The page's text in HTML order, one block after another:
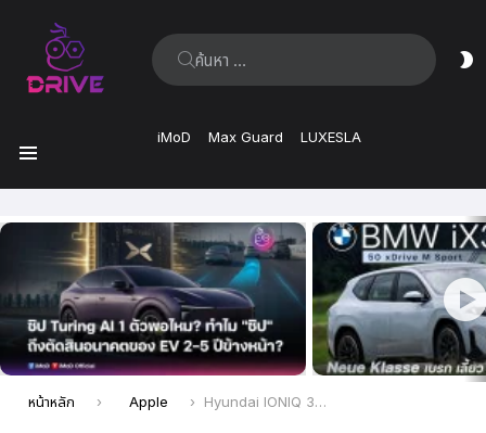
ค้นหา:
iMoD Max Guard LUXESLA
ล่าสุด
คุณอยู่ที่นี่:
หน้าหลัก Apple Hyundai IONIQ 3 รถ EV ขนาดเล็ก มาพร้อม Apple CarPlay Ultra ในราคาจับต้องได้ เตรียมเปิดตัวเร็ว ๆ นี้ (จาก Concept Three)